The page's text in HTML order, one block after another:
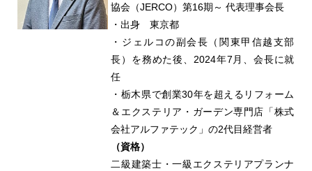
協会（JERCO）第16期～ 代表理事会長
・出身 東京都
・ジェルコの副会長（関東甲信越支部
長）を務めた後、2024年7月、会長に就
任
・栃木県で創業30年を超えるリフォーム
＆エクステリア・ガーデン専門店「株式
会社アルファテック」の2代目経営者
（資格）
二級建築士・一級エクステリアプランナ